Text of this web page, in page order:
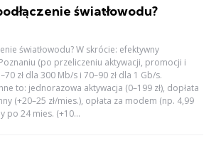
światłowodu?
światłowodu? W skrócie: efektywny
(po przeliczeniu aktywacji, promocji i
zł dla 300 Mb/s i 70–90 zł dla 1 Gb/s.
to: jednorazowa aktywacja (0–199 zł), dopłata
(+20–25 zł/mies.), opłata za modem (np. 4,99
po 24 mies. (+10...